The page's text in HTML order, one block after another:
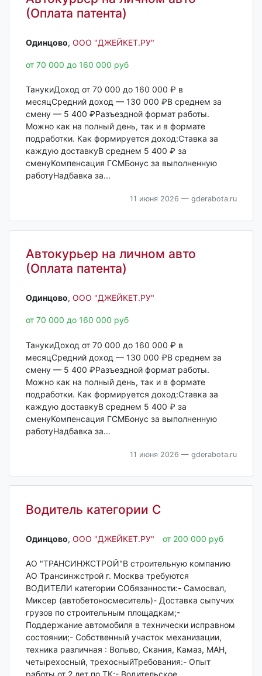
(Оплата патента)
Одинцово‎, ООО "ДЖЕЙКЕТ.РУ"
от 70 000 до 160 000 руб
ТанукиДоход от 70 000 до 160 000 ₽ в
месяцСредний доход — 130 000 ₽В среднем за
смену — 5 400 ₽Разъездной формат работы.
Можно как на полный день, так и в формате
подработки. Как формируется доход:Ставка за
каждую доставкуВ среднем 5 400 ₽ за
сменуКомпенсация ГСМБонус за выполненную
работуНадбавка за...
11 июня 2026 — gderabota.ru
Автокурьер на личном авто
(Оплата патента)
Одинцово‎, ООО "ДЖЕЙКЕТ.РУ"
от 70 000 до 160 000 руб
ТанукиДоход от 70 000 до 160 000 ₽ в
месяцСредний доход — 130 000 ₽В среднем за
смену — 5 400 ₽Разъездной формат работы.
Можно как на полный день, так и в формате
подработки. Как формируется доход:Ставка за
каждую доставкуВ среднем 5 400 ₽ за
сменуКомпенсация ГСМБонус за выполненную
работуНадбавка за...
11 июня 2026 — gderabota.ru
Водитель категории С
Одинцово‎, ООО "ДЖЕЙКЕТ.РУ" от 200 000 руб
АО "ТРАНСИНЖСТРОЙ"В строительную компанию
АО Трансинжстрой г. Москва требуются
ВОДИТЕЛИ категории СОбязанности:- Самосвал,
Миксер (автобетоносмеситель)- Доставка сыпучих
грузов по строительным площадкам;-
Поддержание автомобиля в технически исправном
состоянии;- Собственный участок механизации,
техника различная : Вольво, Скания, Камаз, МАН,
четырехосный, трехосныйТребования:- Опыт